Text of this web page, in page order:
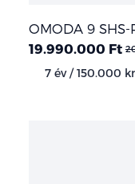
OMODA 9 SHS-
19.990.000 Ft
7 év / 150.000